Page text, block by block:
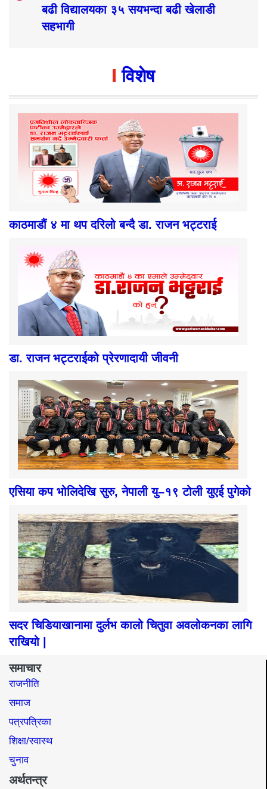
बढी विद्यालयका ३५ सयभन्दा बढी खेलाडी
सहभागी
विशेष
काठमाडौं ४ मा थप दरिलो बन्दै डा. राजन भट्टराई
डा. राजन भट्टराईको प्रेरणादायी जीवनी
एसिया कप भोलिदेखि सुरु, नेपाली यु–१९ टोली युएई पुगेको
सदर चिडियाखानामा दुर्लभ कालो चितुवा अवलोकनका लागि
राखियो |
समाचार
राजनीति
समाज​
पत्रपत्रिका
शिक्षा/स्वास्थ
चुनाव
अर्थतन्त्र